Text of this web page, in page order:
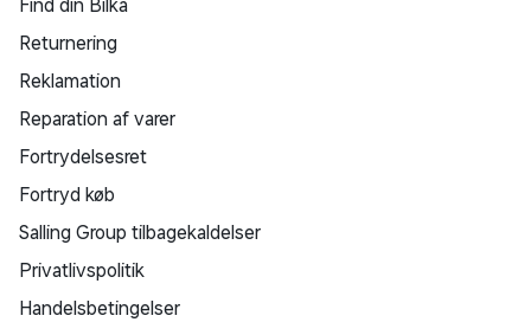
Find din Bilka
Returnering
Reklamation
Reparation af varer
Fortrydelsesret
Fortryd køb
Salling Group tilbagekaldelser
Privatlivspolitik
Handelsbetingelser